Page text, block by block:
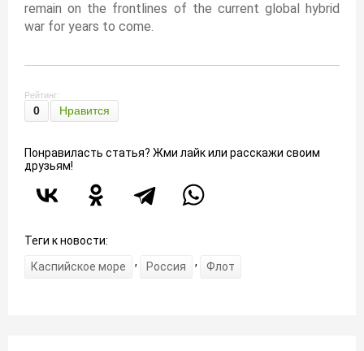
remain on the frontlines of the current global hybrid
war for years to come.
Рейтинг:
0 Нравится
Понравиласть статья? Жми лайк или расскажи своим
друзьям!
Теги к новости:
Каспийское море
, Россия , Флот